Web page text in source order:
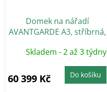
Domek na nářadí
AVANTGARDE A3, stříbrná,
Skladem - 2 až 3 týdny
60 399 Kč Do košíku